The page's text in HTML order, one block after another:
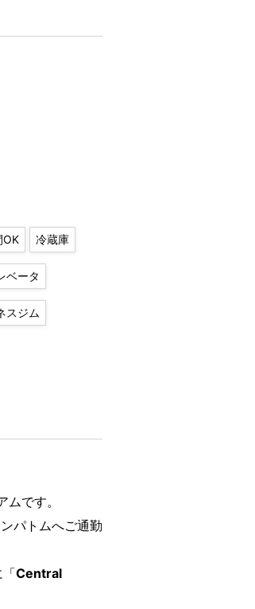
OK 冷蔵庫
ベータ
スジム
です。
パトムへご通勤
「Central